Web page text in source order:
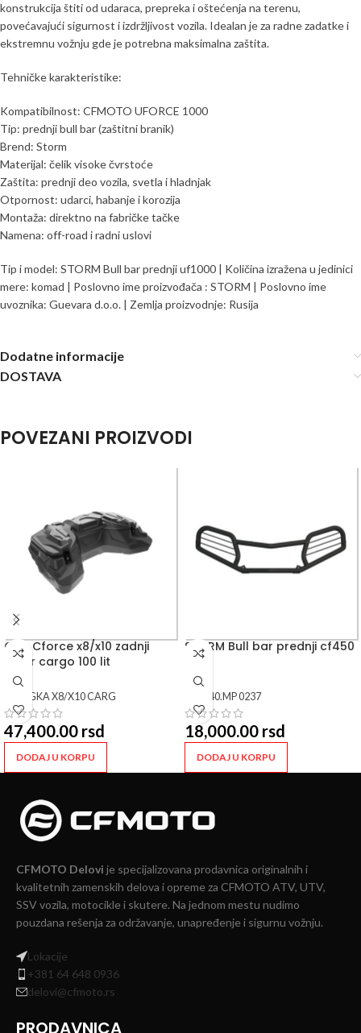
konstrukcija štiti od udaraca, prepreka i oštećenja na terenu,
povećavajući sigurnost i izdržljivost vozila. Idealan je za radne zadatke i
ekstremnu vožnju gde je potrebna maksimalna zaštita.
Tehničke karakteristike:
Kompatibilnost: CFMOTO UFORCE 1000
Tip: prednji bull bar (zaštitni branik)
Brend: Storm
Materijal: čelik visoke čvrstoće
Zaštita: prednji deo vozila, svetla i hladnjak
Otpornost: udarci, habanje i korozija
Montaža: direktno na fabričke tačke
Namena: off-road i radni uslovi
Tip i model: STORM Bull bar prednji uf1000 | Količina izražena u jedinici
mere: komad | Poslovno ime proizvođača : STORM | Poslovno ime
uvoznika: Guevara d.o.o. | Zemlja proizvodnje: Rusija
Dodatne informacije
DOSTAVA
POVEZANI PROIZVODI
GKA Cforce x8/x10 zadnji
kofer cargo 100 lit
GKA X8/X10 CARG
47,400.00 rsd
DODAJ U KORPU
STORM Bull bar prednji cf450
40.MP 0237
18,000.00 rsd
DODAJ U KORPU
CFMOTO Delovi je specijalizovana prodavnica originalnih i
kvalitetnih zamenskih delova i opreme za CFMOTO ATV, UTV,
SSV vozila, motocikle i skutere. Na jednom mestu nudimo
pouzdana rešenja za održavanje, unapređenje i sigurnu vožnju.
Lokacije
+381 64 648 0936
delovi@cfmoto.rs
PRODAVNICA